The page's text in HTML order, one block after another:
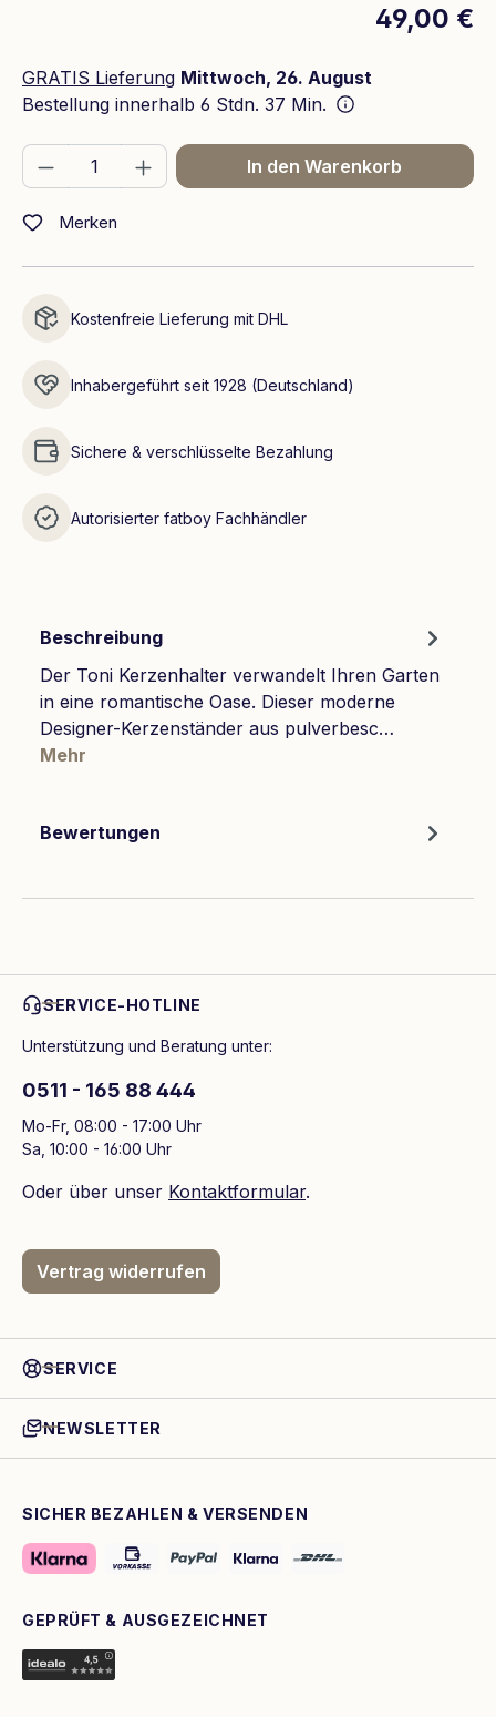
49,00 €
GRATIS Lieferung Mittwoch, 26. August
Bestellung innerhalb 6 Stdn. 37 Min.
Produkt Anzahl: Gib den gewünschten
In den Warenkorb
Merken
Kostenfreie Lieferung mit DHL
Inhabergeführt seit 1928 (Deutschland)
Sichere & verschlüsselte Bezahlung
Autorisierter fatboy Fachhändler
Beschreibung
Der Toni Kerzenhalter verwandelt Ihren Garten
in eine romantische Oase. Dieser moderne
Designer-Kerzenständer aus pulverbesc…
Mehr
Bewertungen
SERVICE-HOTLINE
Unterstützung und Beratung unter:
0511 - 165 88 444
Mo-Fr, 08:00 - 17:00 Uhr
Sa, 10:00 - 16:00 Uhr
Oder über unser Kontaktformular.
Vertrag widerrufen
SERVICE
NEWSLETTER
SICHER BEZAHLEN & VERSENDEN
GEPRÜFT & AUSGEZEICHNET